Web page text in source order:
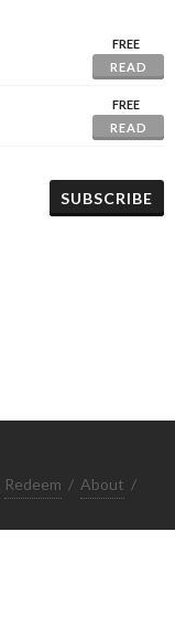
FREE
READ
FREE
READ
SUBSCRIBE
Redeem / About /